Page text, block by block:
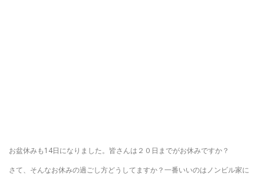
お盆休みも14日になりました。皆さんは２０日までがお休みですか？
さて、そんなお休みの過ごし方どうしてますか？一番いいのはノンビル家に